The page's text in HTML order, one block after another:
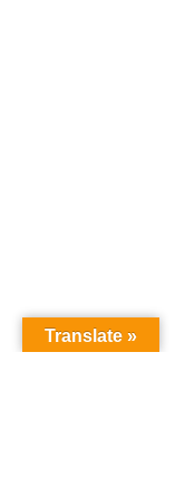
Translate »